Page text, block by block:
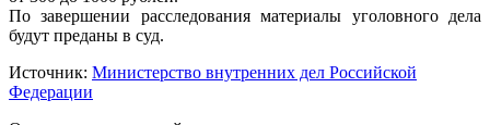
По завершении расследования материалы уголовного дела
будут преданы в суд.
Источник: Министерство внутренних дел Российской
Федерации